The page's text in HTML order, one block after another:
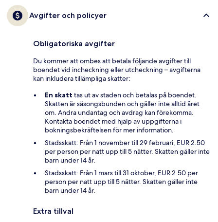
Avgifter och policyer
Obligatoriska avgifter
Du kommer att ombes att betala följande avgifter till
boendet vid incheckning eller utcheckning – avgifterna
kan inkludera tillämpliga skatter:
En skatt tas ut av staden och betalas på boendet.
Skatten är säsongsbunden och gäller inte alltid året
om. Andra undantag och avdrag kan förekomma.
Kontakta boendet med hjälp av uppgifterna i
bokningsbekräftelsen för mer information.
Stadsskatt: Från 1 november till 29 februari, EUR 2.50
per person per natt upp till 5 nätter. Skatten gäller inte
barn under 14 år.
Stadsskatt: Från 1 mars till 31 oktober, EUR 2.50 per
person per natt upp till 5 nätter. Skatten gäller inte
barn under 14 år.
Extra tillval